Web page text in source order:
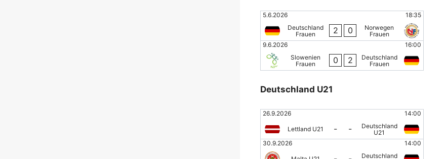
5.6.2026
18:35
Deutschland
Frauen
2 0
Norwegen
Frauen
9.6.2026
16:00
Slowenien
Frauen
0 2
Deutschland
Frauen
Deutschland U21
26.9.2026 14:00
Lettland U21 - -
Deutschland
U21
30.9.2026
14:00
Deutschland